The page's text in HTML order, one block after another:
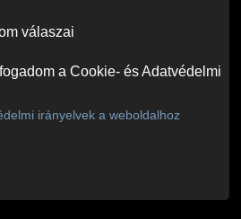
válaszai
a Cookie- és Adatvédelmi
irányelvek a weboldalhoz